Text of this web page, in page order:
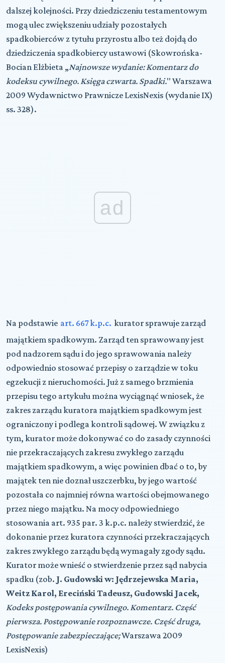
dalszej kolejności. Przy dziedziczeniu testamentowym
mogą ulec zwiększeniu udziały pozostałych
spadkobierców z tytułu przyrostu albo też dojdą do
dziedziczenia spadkobiercy ustawowi (Skowrońska-
Bocian Elżbieta „Najnowsze wydanie: Komentarz do
kodeksu cywilnego. Księga czwarta. Spadki." Warszawa
2009 Wydawnictwo Prawnicze LexisNexis (wydanie IX)
ss. 328).
ad
Na podstawie art. 667 k.p.c. kurator sprawuje zarząd
majątkiem spadkowym. Zarząd ten sprawowany jest
pod nadzorem sądu i do jego sprawowania należy
odpowiednio stosować przepisy o zarządzie w toku
egzekucji z nieruchomości. Już z samego brzmienia
przepisu tego artykułu można wyciągnąć wniosek, że
zakres zarządu kuratora majątkiem spadkowym jest
ograniczony i podlega kontroli sądowej. W związku z
tym, kurator może dokonywać co do zasady czynności
nie przekraczających zakresu zwykłego zarządu
majątkiem spadkowym, a więc powinien dbać o to, by
majątek ten nie doznał uszczerbku, by jego wartość
pozostała co najmniej równa wartości obejmowanego
przez niego majątku. Na mocy odpowiedniego
stosowania art. 935 par. 3 k.p.c. należy stwierdzić, że
dokonanie przez kuratora czynności przekraczających
zakres zwykłego zarządu będą wymagały zgody sądu.
Kurator może wnieść o stwierdzenie przez sąd nabycia
spadku (zob. J. Gudowski w: Jędrzejewska Maria,
Weitz Karol, Ereciński Tadeusz, Gudowski Jacek,
Kodeks postępowania cywilnego. Komentarz. Część
pierwsza. Postępowanie rozpoznawcze. Część druga,
Postępowanie zabezpieczające;Warszawa 2009
LexisNexis)